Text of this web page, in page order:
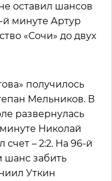
оставил шансов
й минуте Артур
«Сочи» до двух
получилось
Мельников. В
развернулась
Николай
– 2:2. На 96-й
шанс забить
Уткин